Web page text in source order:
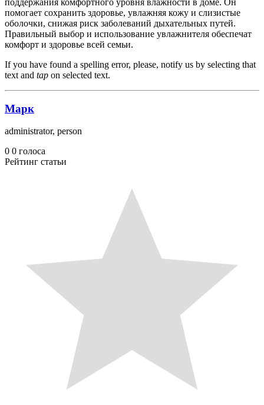
поддержания комфортного уровня влажности в доме. Он
помогает сохранить здоровье, увлажняя кожу и слизистые
оболочки, снижая риск заболеваний дыхательных путей.
Правильный выбор и использование увлажнителя обеспечат
комфорт и здоровье всей семьи.
If you have found a spelling error, please, notify us by selecting that
text and tap on selected text.
Марк
administrator, person
0 0 голоса
Рейтинг статьи